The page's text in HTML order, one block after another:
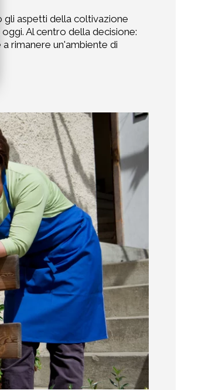
aspetti della coltivazione
Al centro della decisione:
rimanere un'ambiente di